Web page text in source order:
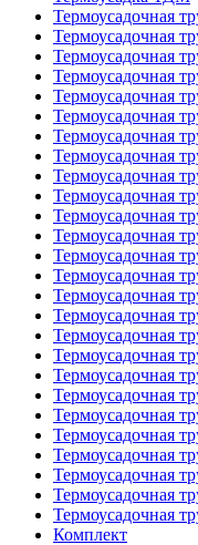
Термоусадочная
Термоусадочная
Термоусадочная
Термоусадочная
Термоусадочная
Термоусадочная
Термоусадочная
Термоусадочная
Термоусадочная
Термоусадочная
Термоусадочная
Термоусадочная
Термоусадочная
Термоусадочная
Термоусадочная
Термоусадочная
Термоусадочная
Термоусадочная
Термоусадочная
Термоусадочная
Термоусадочная
Термоусадочная
Термоусадочная
Термоусадочная
Термоусадочная
Термоусадочная
Комплект